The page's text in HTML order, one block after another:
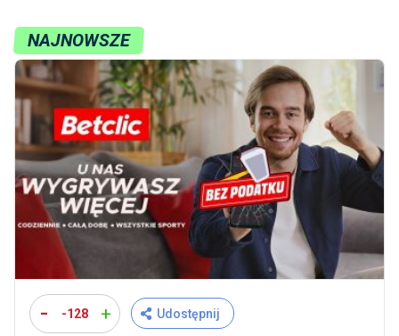
NAJNOWSZE
- -128 + Udostępnij